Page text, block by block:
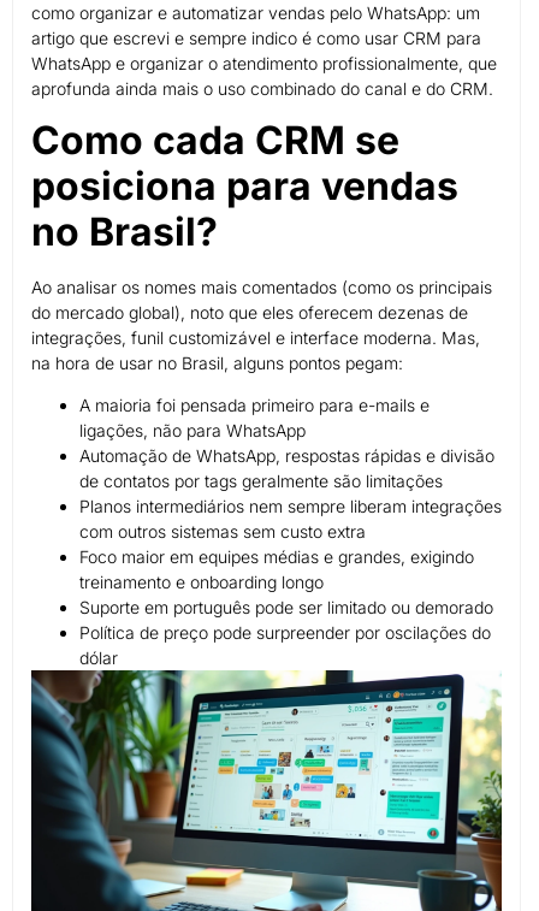
como organizar e automatizar vendas pelo WhatsApp: um
artigo que escrevi e sempre indico é como usar CRM para
WhatsApp e organizar o atendimento profissionalmente, que
aprofunda ainda mais o uso combinado do canal e do CRM.
Como cada CRM se
posiciona para vendas
no Brasil?
Ao analisar os nomes mais comentados (como os principais
do mercado global), noto que eles oferecem dezenas de
integrações, funil customizável e interface moderna. Mas,
na hora de usar no Brasil, alguns pontos pegam:
A maioria foi pensada primeiro para e-mails e
ligações, não para WhatsApp
Automação de WhatsApp, respostas rápidas e divisão
de contatos por tags geralmente são limitações
Planos intermediários nem sempre liberam integrações
com outros sistemas sem custo extra
Foco maior em equipes médias e grandes, exigindo
treinamento e onboarding longo
Suporte em português pode ser limitado ou demorado
Política de preço pode surpreender por oscilações do
dólar